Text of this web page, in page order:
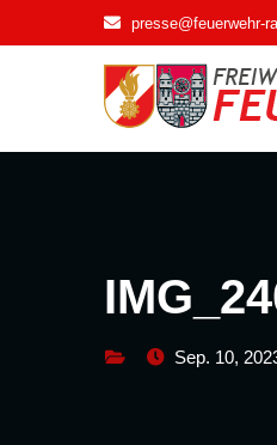
Inhalt
presse@feuerwehr-
Sep. 10,